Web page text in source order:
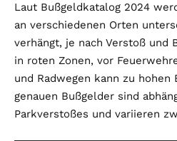
Laut Bußgeldkatalog 2024
an verschiedenen Orten
verhängt, je nach Verstoß und
in roten Zonen, vor
und Radwegen kann zu hohen
genauen Bußgelder sind
Parkverstoßes und variieren